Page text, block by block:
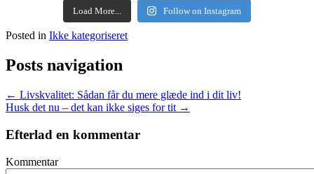
Load More... Follow on Instagram
Posted in Ikke kategoriseret
Posts navigation
← Livskvalitet: Sådan får du mere glæde ind i dit liv!
Husk det nu – det kan ikke siges for tit →
Efterlad en kommentar
Kommentar